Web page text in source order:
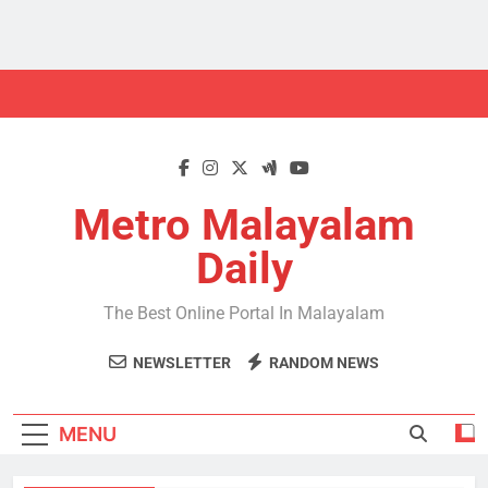
Metro Malayalam
Daily
The Best Online Portal In Malayalam
NEWSLETTER RANDOM NEWS
MENU